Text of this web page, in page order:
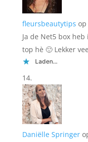
fleursbeautytips op
Ja de Net5 box
top hè 🙂 Lekker
Laden...
Daniëlle Springer